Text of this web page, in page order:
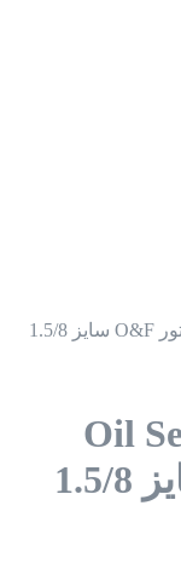
اویل سپراتور O&F سایز 1.5/8
Oil
اویل سپراتور O&F سایز 1.5/8